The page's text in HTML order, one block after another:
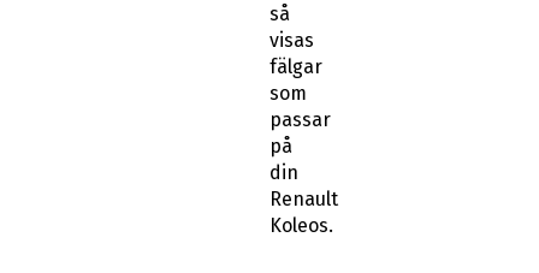
så
visas
fälgar
som
passar
på
din
Renault
Koleos.